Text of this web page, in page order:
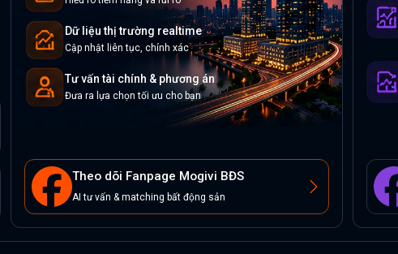
Dữ liệu thị trường realtime
Cập nhật liên tục, chính xác
Tư vấn tài chính & phương án
Đưa ra lựa chọn tối ưu cho bạn
Theo dõi Fanpage Mogivi BĐS
AI tư vấn & matching bất động sản